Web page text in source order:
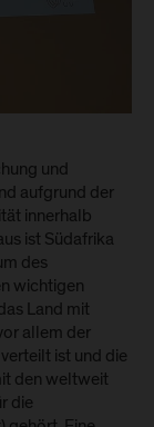
und
aufgrund der
innerhalb
ist Südafrika
des
wichtigen
Land mit
allem der
ist und die
den weltweit
die